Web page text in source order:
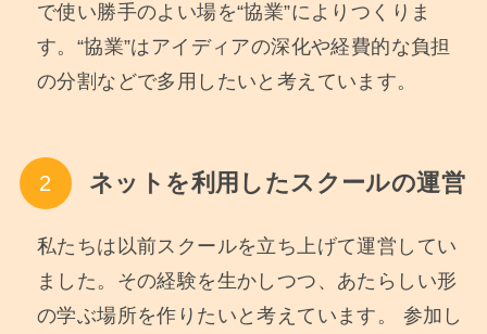
で使い勝手のよい場を“協業”によりつくりま
す。“協業”はアイディアの深化や経費的な負担
の分割などで多用したいと考えています。
ネットを利用したスクールの運営
私たちは以前スクールを立ち上げて運営してい
ました。その経験を生かしつつ、あたらしい形
の学ぶ場所を作りたいと考えています。 参加し